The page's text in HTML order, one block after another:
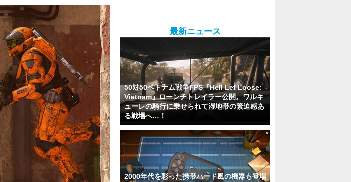
最新ニュース
50対50ベトナム戦争FPS『Hell Let Loose:
Vietnam』ローンチトレイラー公開。ワルキ
ューレの騎行に乗せられて湿地帯の緊迫感あ
る戦場へ…！
2000年代を彩った携帯ハード風の機器も登場